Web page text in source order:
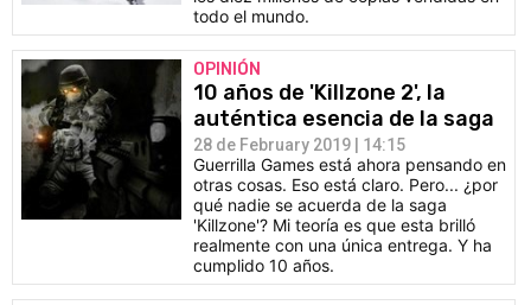
todo el mundo.
OPINIÓN
10 años de 'Killzone 2', la
auténtica esencia de la saga
28 de February 2019 | 14:15
Guerrilla Games está ahora pensando en
otras cosas. Eso está claro. Pero... ¿por
qué nadie se acuerda de la saga
'Killzone'? Mi teoría es que esta brilló
realmente con una única entrega. Y ha
cumplido 10 años.